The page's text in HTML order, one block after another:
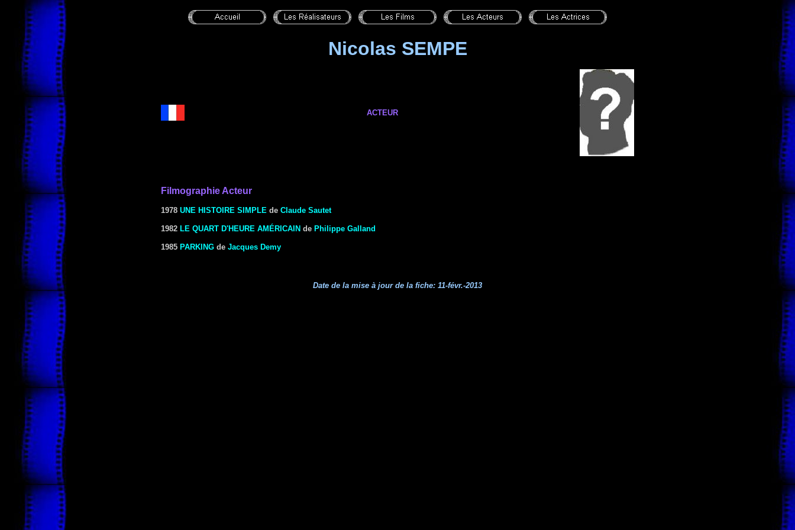
Nicolas SEMPE
ACTEUR
Filmographie Acteur
1978 UNE HISTOIRE SIMPLE de Claude Sautet
1982 LE QUART D'HEURE AMÉRICAIN de Philippe Galland
1985 PARKING de Jacques Demy
Date de la mise à jour de la fiche: 11-févr.-2013